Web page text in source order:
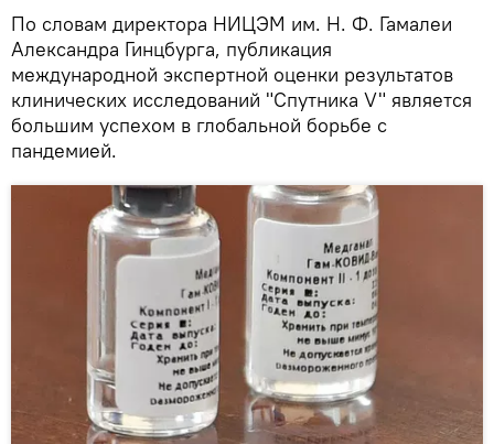
По словам директора НИЦЭМ им. Н. Ф. Гамалеи
Александра Гинцбурга, публикация
международной экспертной оценки результатов
клинических исследований "Спутника V" является
большим успехом в глобальной борьбе с
пандемией.